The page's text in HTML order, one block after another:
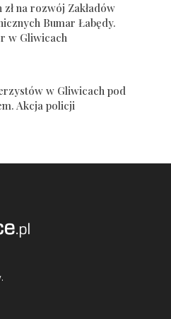
zł na rozwój Zakładów
Bumar Łabędy.
w Gliwicach
w Gliwicach pod
Akcja policji